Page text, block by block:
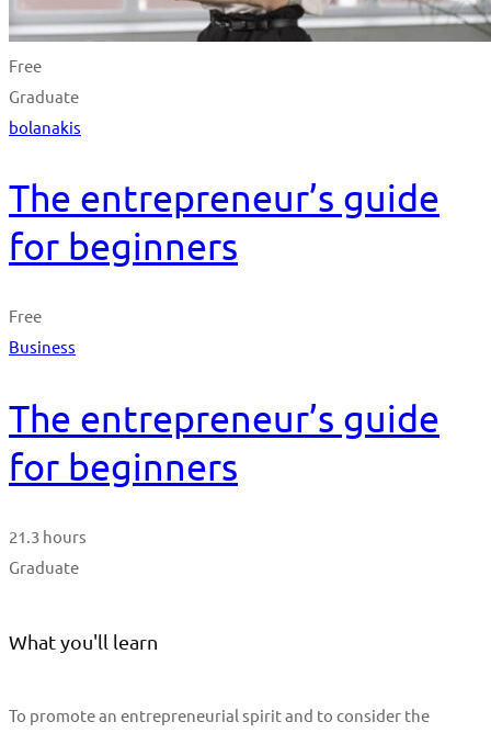
Free
Graduate
bolanakis
The entrepreneur’s guide
for beginners
Free
Business
The entrepreneur’s guide
for beginners
21.3 hours
Graduate
What you'll learn
To promote an entrepreneurial spirit and to consider the